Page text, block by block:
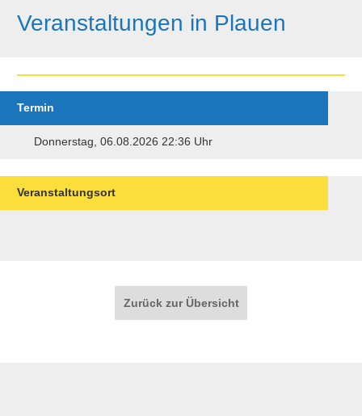
Veranstaltungen in Plauen
Termin
Donnerstag, 06.08.2026 22:36 Uhr
Veranstaltungsort
Zurück zur Übersicht